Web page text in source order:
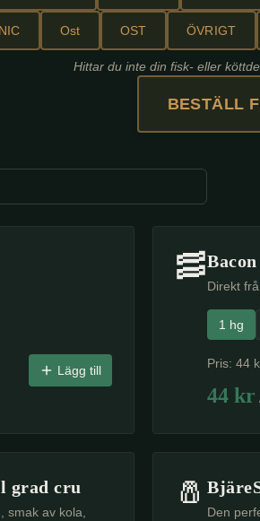
Ost OST ÖVRIGT
Hittar du inte din fisk- eller
BESTÄLL
Lägg till
🥓
Direkt
1 hg
Pris:44
44 kr
grad cru
smak av kola,
🧂
Den